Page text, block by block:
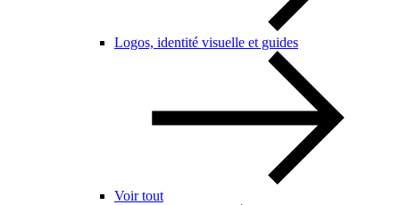
Logos, identité visuelle et guides
Voir tout